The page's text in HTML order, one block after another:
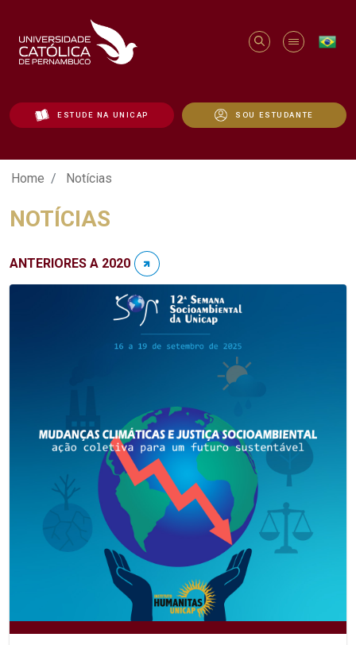
ESTUDE NA UNICAP SOU ESTUDANTE
Notícias - Unicap
Home Notícias
NOTÍCIAS
ANTERIORES A 2020